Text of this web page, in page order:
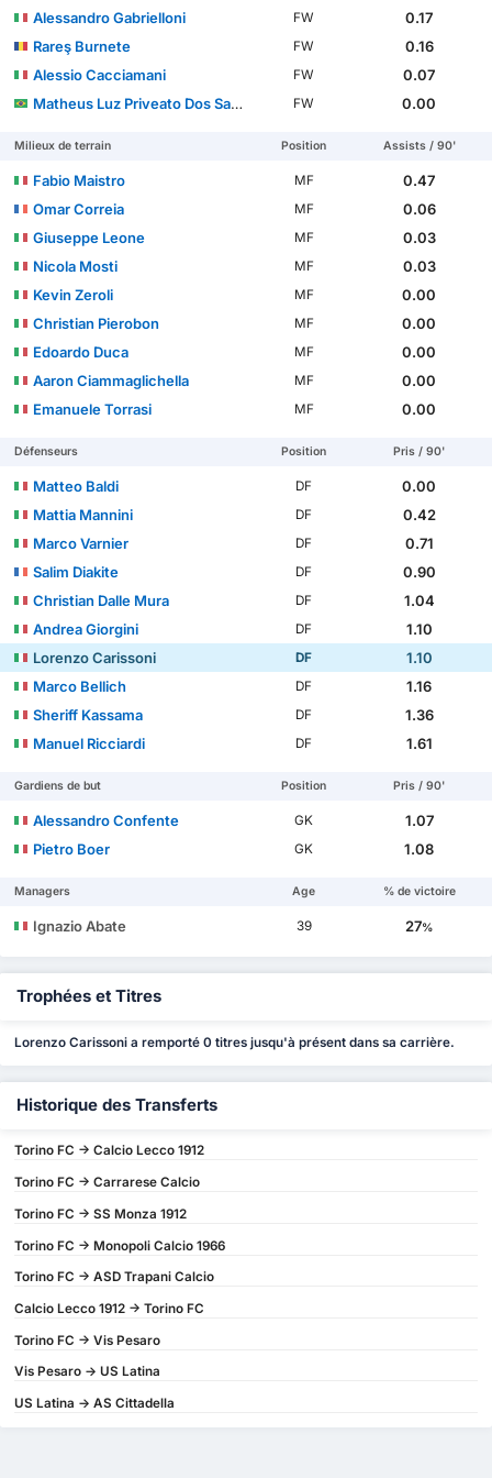
Alessandro Gabrielloni
FW
0.17
Rareş Burnete
FW
0.16
Alessio Cacciamani
FW
0.07
Matheus Luz Priveato Dos Santos
FW 0.00
Milieux de terrain Position Assists / 90'
Fabio Maistro MF
0.47
Omar Correia
MF
0.06
Giuseppe Leone
MF
0.03
Nicola Mosti
MF
0.03
Kevin Zeroli
MF
0.00
Christian Pierobon
MF
0.00
Edoardo Duca
MF
0.00
Aaron Ciammaglichella
MF
0.00
Emanuele Torrasi
MF 0.00
Défenseurs Position Pris / 90'
Matteo Baldi DF
0.00
Mattia Mannini
DF
0.42
Marco Varnier
DF
0.71
Salim Diakite
DF
0.90
Christian Dalle Mura
DF
1.04
Andrea Giorgini
DF
1.10
Lorenzo Carissoni
DF
1.10
Marco Bellich
DF
1.16
Sheriff Kassama
DF
1.36
Manuel Ricciardi
DF 1.61
Gardiens de but Position Pris / 90'
Alessandro Confente GK
1.07
Pietro Boer
GK 1.08
Managers Age % de victoire
Ignazio Abate 39 27%
Trophées et Titres
Lorenzo Carissoni a remporté 0 titres jusqu'à présent dans sa carrière.
Historique des Transferts
Torino FC -> Calcio Lecco 1912
Torino FC -> Carrarese Calcio
Torino FC -> SS Monza 1912
Torino FC -> Monopoli Calcio 1966
Torino FC -> ASD Trapani Calcio
Calcio Lecco 1912 -> Torino FC
Torino FC -> Vis Pesaro
Vis Pesaro -> US Latina
US Latina -> AS Cittadella